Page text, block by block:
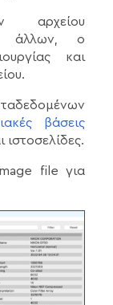
αρχείου
άλλων, ο
και
βάσεις
ιστοσελίδες.
file για